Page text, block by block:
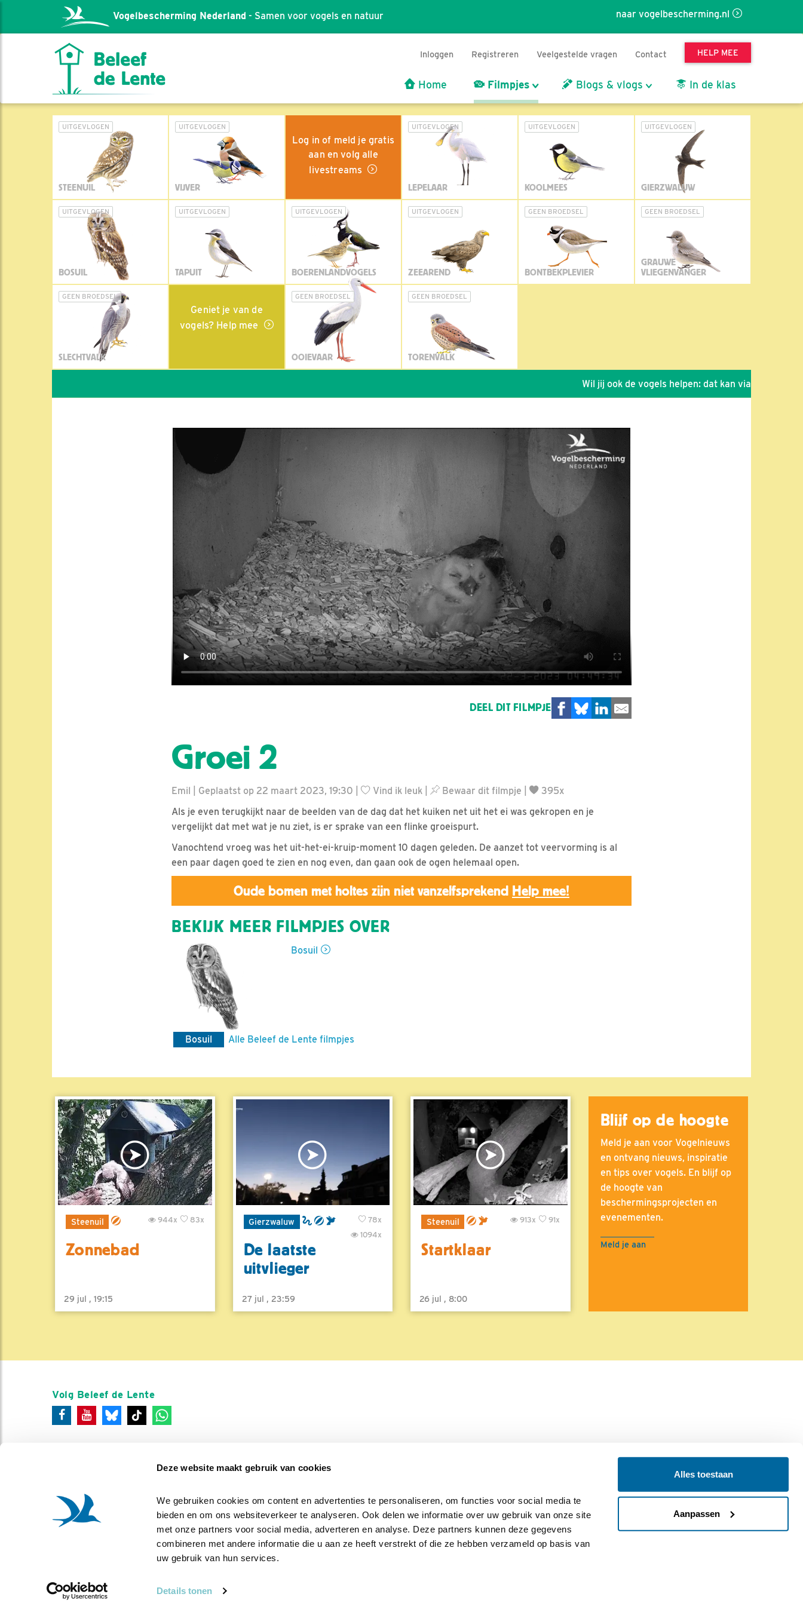
Deze website maakt gebruik van cookies
We gebruiken cookies om content en advertenties te personaliseren, om functies voor social media te
bieden en om ons websiteverkeer te analyseren. Ook delen we informatie over uw gebruik van onze site
met onze partners voor social media, adverteren en analyse. Deze partners kunnen deze gegevens
combineren met andere informatie die u aan ze heeft verstrekt of die ze hebben verzameld op basis van
uw gebruik van hun services.
Details tonen
Alles toestaan
Aanpassen
naar vogelbescherming.nl
Vogelbescherming Nederland - Samen voor vogels en natuur
Inloggen Registreren Veelgestelde vragen Contact HELP MEE
Home Filmpjes Blogs & vlogs In de klas
UITGEVLOGEN
STEENUIL
UITGEVLOGEN
VIJVER
Log in of meld je gratis
aan en volg alle
livestreams
UITGEVLOGEN
LEPELAAR
UITGEVLOGEN
KOOLMEES
UITGEVLOGEN
GIERZWALUW
UITGEVLOGEN
BOSUIL
UITGEVLOGEN
TAPUIT
UITGEVLOGEN
BOERENLANDVOGELS
UITGEVLOGEN
ZEEAREND
GEEN BROEDSEL
BONTBEKPLEVIER
GEEN BROEDSEL
GRAUWE
VLIEGENVANGER
GEEN BROEDSEL
SLECHTVALK
Geniet je van de
vogels? Help mee
GEEN BROEDSEL
OOIEVAAR
GEEN BROEDSEL
TORENVALK
Wil jij ook de vogels helpen: dat kan via de link!
DEEL DIT FILMPJE
Groei 2
Emil | Geplaatst op 22 maart 2023, 19:30 | Vind ik leuk Bewaar dit filmpje
395x
Als je even terugkijkt naar de beelden van de dag dat het kuiken net uit het ei was gekropen en je
vergelijkt dat met wat je nu ziet, is er sprake van een flinke groeispurt.
Vanochtend vroeg was het uit-het-ei-kruip-moment 10 dagen geleden. De aanzet tot veervorming is al
een paar dagen goed te zien en nog even, dan gaan ook de ogen helemaal open.
Oude bomen met holtes zijn niet vanzelfsprekend Help mee!
BEKIJK MEER FILMPJES OVER
Bosuil
Bosuil Alle Beleef de Lente filmpjes
Steenuil 83x
944x
Zonnebad
29 jul , 19:15
Gierzwaluw
78x
1094x
De laatste
uitvlieger
27 jul , 23:59
Steenuil 91x
913x
Startklaar
26 jul , 8:00
Blijf op de hoogte
Meld je aan voor Vogelnieuws
en ontvang nieuws, inspiratie
en tips over vogels. En blijf op
de hoogte van
beschermingsprojecten en
evenementen.
Meld je aan
Volg Beleef de Lente
Colofon